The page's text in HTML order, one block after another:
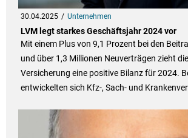
30.04.2025 Unternehmen
LVM legt starkes Geschäftsjahr 2024 vor
Mit einem Plus von 9,1 Prozent bei den
und über 1,3 Millionen Neuverträgen zieht
Versicherung eine positive Bilanz für 2024.
entwickelten sich Kfz-, Sach- und